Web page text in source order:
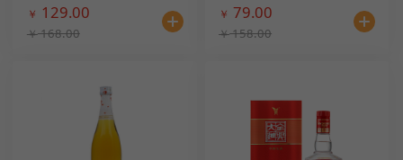
￥ 129.00
￥168.00
￥ 79.00
￥158.00